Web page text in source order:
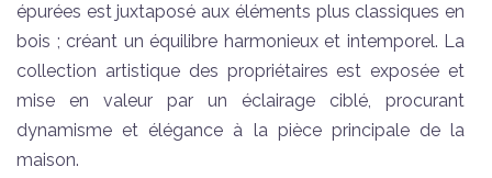
épurées est juxtaposé aux éléments plus classiques en
bois ; créant un équilibre harmonieux et intemporel. La
collection artistique des propriétaires est exposée et
mise en valeur par un éclairage ciblé, procurant
dynamisme et élégance à la pièce principale de la
maison.